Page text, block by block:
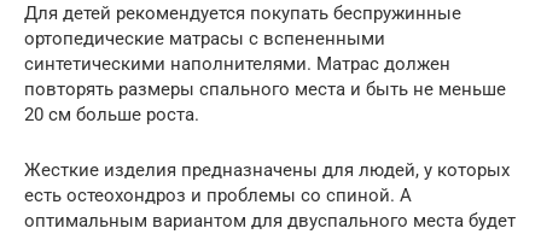
Для детей рекомендуется покупать беспружинные
ортопедические матрасы с вспененными
синтетическими наполнителями. Матрас должен
повторять размеры спального места и быть не меньше
20 см больше роста.
Жесткие изделия предназначены для людей, у которых
есть остеохондроз и проблемы со спиной. А
оптимальным вариантом для двуспального места будет